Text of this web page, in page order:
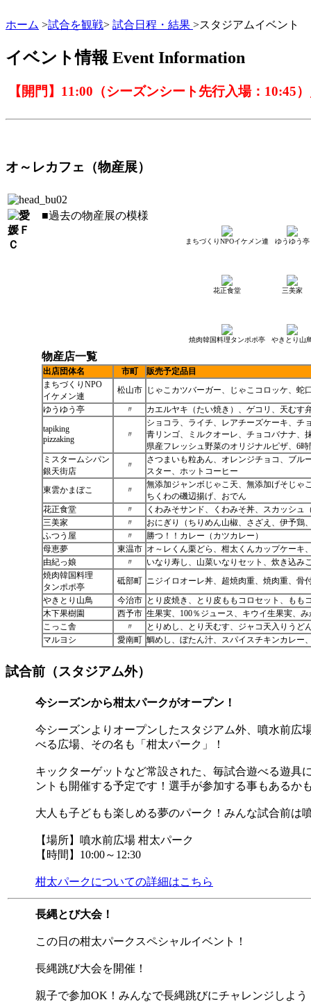
ホーム >試合を観戦> 試合日程・結果 >スタジアムイベント
イベント情報 Event Information
【開門】11:00（シーズンシート先行入場：10:45
オ～レカフェ（物産展）
■過去の物産展の模様
まちづくりNPOイケメン連 ゆうゆう亭
花正食堂 三美家
焼肉韓国料理タンポポ亭 やきとり山
物産店一覧
出店団体名 市町
販売予定品目
まちづくりNPO
イケメン連
松山市
じゃこカツバーガー、じゃこコロッケ、蛇
ゆうゆう亭
〃
カエルヤキ（たい焼き）、ゲコリ、天むす
tapiking
pizzaking
〃
ショコラ、ライチ、レアチーズケーキ、チ
青リンゴ、ミルクオーレ、チョコバナナ、
県産フレッシュ野菜のオリジナルピザ、6
ミスタームシパン
銀天街店
〃
さつまいも粒あん、オレンジチョコ、ブル
スター、ホットコーヒー
東雲かまぼこ
〃
無添加ジャンボじゃこ天、無添加げそじゃ
ちくわの磯辺揚げ、おでん
花正食堂
〃
くわみそサンド、くわみそ丼、スカッシ
三美家
〃
おにぎり（ちりめん山椒、さざえ、伊予鶏
ふつう屋
〃
勝つ！！カレー（カツカレー）
母恵夢
東温市 オ～レくん栗どら、柑太くんカップケーキ
由紀っ娘
〃
いなり寿し、山菜いなりセット、炊き込み
焼肉韓国料理
タンポポ亭
砥部町 ニジイロオーレ丼、超焼肉重、焼肉重、骨
やきとり山鳥
今治市
とり皮焼き、とり皮ももコロセット、もも
木下果樹園
西予市 生果実、100％ジュース、キウイ生果実、
こっこ舎
〃
とりめし、とり天むす、ジャコ天入りうど
マルヨシ
愛南町 鯛めし、ぼたん汁、スパイスチキンカレー
試合前（スタジアム外）
今シーズンから柑太パークがオープン！
今シーズンよりオープンしたスタジアム外、噴水前広
べる広場、その名も「柑太パーク」！
キックターゲットなど常設された、毎試合遊べる遊具
ントも開催する予定です！選手が参加する事もあるか
大人も子どもも楽しめる夢のパーク！みんな試合前は
【場所】噴水前広場 柑太パーク
【時間】10:00～12:30
柑太パークについての詳細はこちら
長縄とび大会！
この日の柑太パークスペシャルイベント！
長縄跳び大会を開催！
親子で参加OK！みんなで長縄跳びにチャレンジしよう